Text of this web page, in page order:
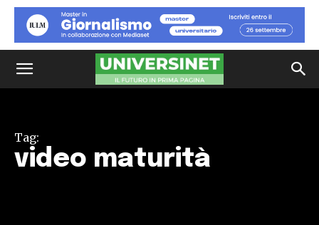
Tag:
video maturità